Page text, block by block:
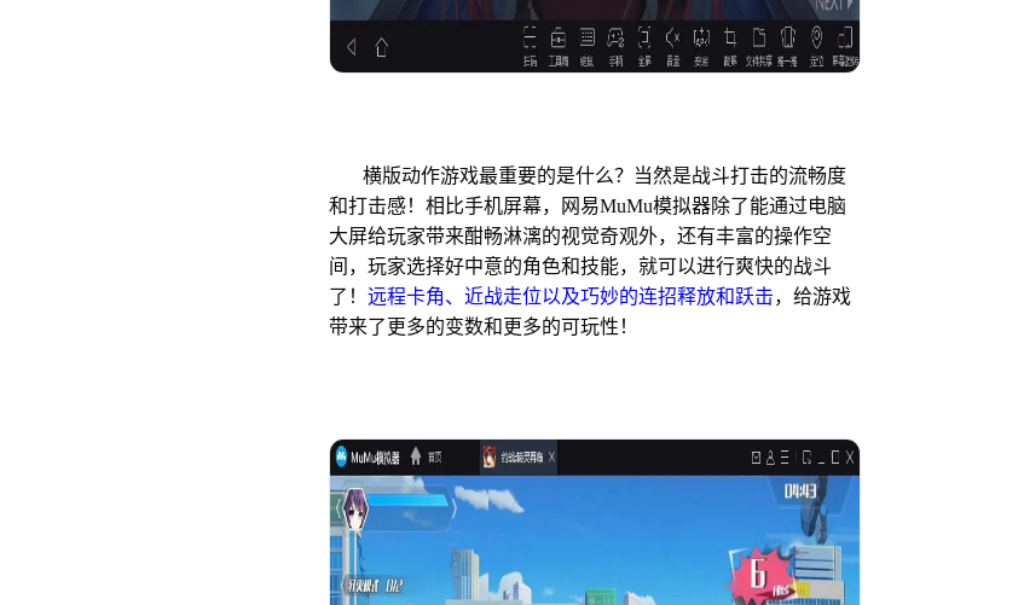
横版动作游戏最重要的是什么？当然是战斗打击的流畅度
和打击感！相比手机屏幕，网易MuMu模拟器除了能通过电脑
大屏给玩家带来酣畅淋漓的视觉奇观外，还有丰富的操作空
间，玩家选择好中意的角色和技能，就可以进行爽快的战斗
了！ 远程卡角、近战走位以及巧妙的连招释放和跃击，给游戏
带来了更多的变数和更多的可玩性！